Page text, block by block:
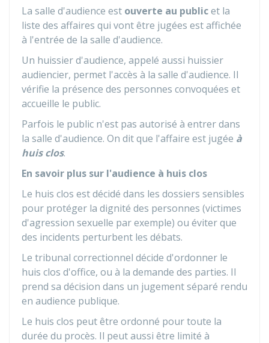
La salle d'audience est ouverte au publicet la
liste des affaires qui vont être jugées est affichée
à l'entrée de la salle d'audience.
Un huissier d'audience, appelé aussi huissier
audiencier, permet l'accès à la salle d'audience. Il
vérifie la présence des personnes convoquées et
accueille le public.
Parfois le public n'est pas autorisé à entrer dans
la salle d'audience. On dit que l'affaire est jugée à
huis clos.
En savoir plus sur l'audience à huis clos
Le huis clos est décidé dans les dossiers sensibles
pour protéger la dignité des personnes (victimes
d'agression sexuelle par exemple) ou éviter que
des incidents perturbent les débats.
Le tribunal correctionnel décide d'ordonner le
huis clos d'office, ou à la demande des parties. Il
prend sa décision dans un jugement séparé rendu
en audience publique.
Le huis clos peut être ordonné pour toute la
durée du procès. Il peut aussi être limité à